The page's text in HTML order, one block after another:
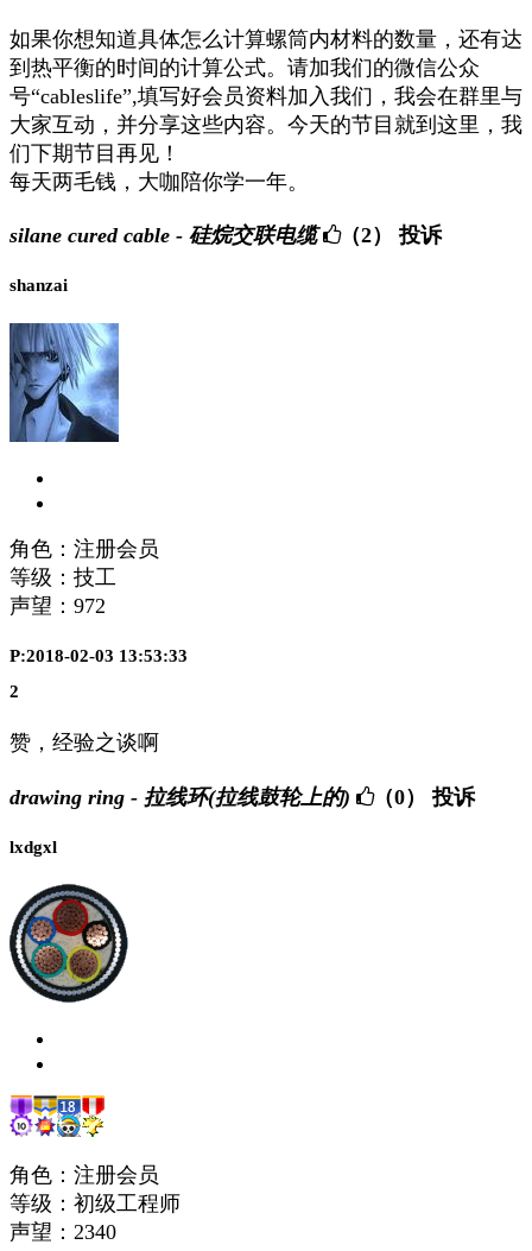
如果你想知道具体怎么计算螺筒内材料的数量，还有达
到热平衡的时间的计算公式。请加我们的微信公众
号“cableslife”,填写好会员资料加入我们，我会在群里与
大家互动，并分享这些内容。今天的节目就到这里，我
们下期节目再见！
每天两毛钱，大咖陪你学一年。
silane cured cable - 硅烷交联电缆 （2） 投诉
shanzai
角色：注册会员
等级：技工
声望： 972
P:2018-02-03 13:53:33
2
赞，经验之谈啊
drawing ring - 拉线环(拉线鼓轮上的) （0） 投诉
lxdgxl
角色：注册会员
等级：初级工程师
声望： 2340